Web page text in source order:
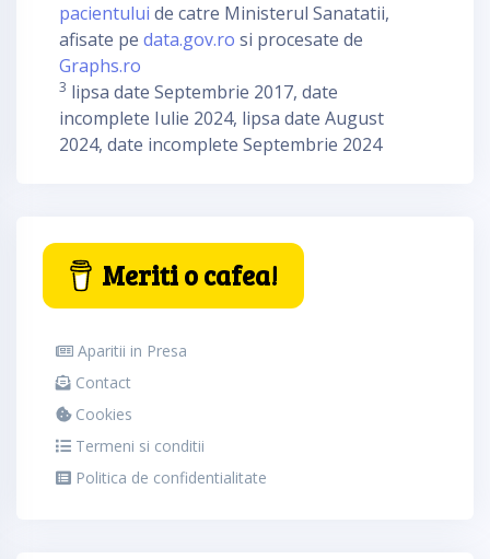
pacientului de catre Ministerul Sanatatii,
afisate pe data.gov.ro si procesate de
Graphs.ro
3 lipsa date Septembrie 2017, date
incomplete Iulie 2024, lipsa date August
2024, date incomplete Septembrie 2024
Meriti o cafea!
Aparitii in Presa
Contact
Cookies
Termeni si conditii
Politica de confidentialitate